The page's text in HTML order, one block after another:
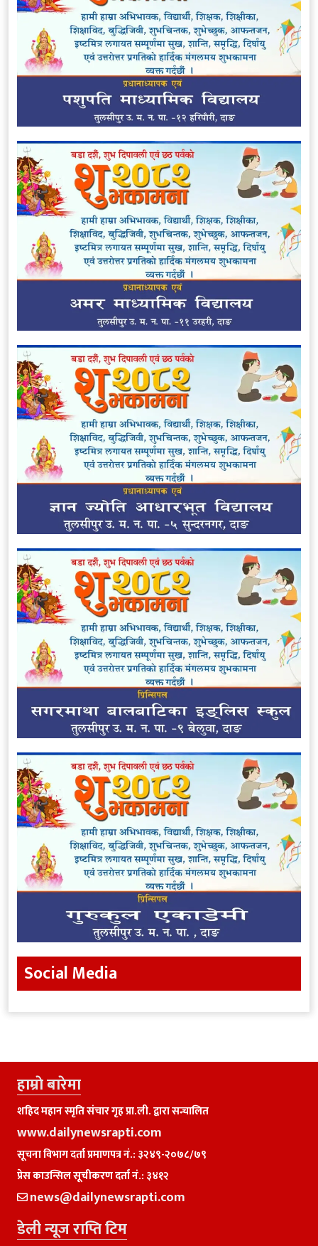
Social Media
हाम्राे बारेमा
शहिद महान स्मृति संचार गृह प्रा.ली. द्वारा सन्चालित
www.dailynewsrapti.com
सूचना विभाग दर्ता प्रमाणपत्र नं.: ३२४९-२०७८/७९
प्रेस काउन्सिल सूचीकरण दर्ता नं.: ३४१२
news@dailynewsrapti.com
डेली न्यूज राप्ति टिम